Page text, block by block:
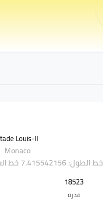
Louis-II
Monaco
خط الطول: 7.415542156
خط العرض:
18523
قدرة